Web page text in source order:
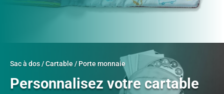
Sac à dos / Cartable / Porte monnaie
Personnalisez votre cartable